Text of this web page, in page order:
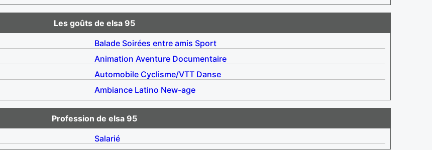
Les goûts de elsa 95
Balade Soirées entre amis Sport
Animation Aventure Documentaire
Automobile Cyclisme/VTT Danse
Ambiance Latino New-age
Profession de elsa 95
Salarié